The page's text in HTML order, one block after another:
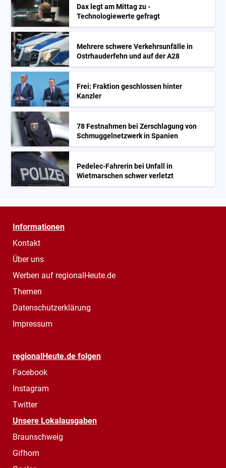
Dax legt am Mittag zu -
Technologiewerte gefragt
Mehrere schwere Verkehrsunfälle in
Ostrhauderfehn und auf der A28
Frei: Fraktion geschlossen hinter
Kanzler
78 Festnahmen bei Zerschlagung von
Schmuggelnetzwerk in Spanien
Pedelec-Fahrerin bei Unfall in
Wietmarschen schwer verletzt
Informationen
Kontakt
Über uns
Werben auf regionalHeute.de
Themen
Datenschutzerklärung
Impressum
regionalHeute.de folgen
Facebook
Instagram
Twitter
Unsere Lokalausgaben
Braunschweig
Gifhorn